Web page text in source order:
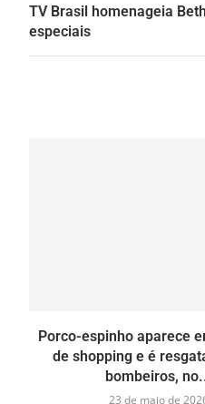
TV Brasil homenageia
especiais
Porco-espinho aparece
de shopping e é
bombeiros,
23 de maio de